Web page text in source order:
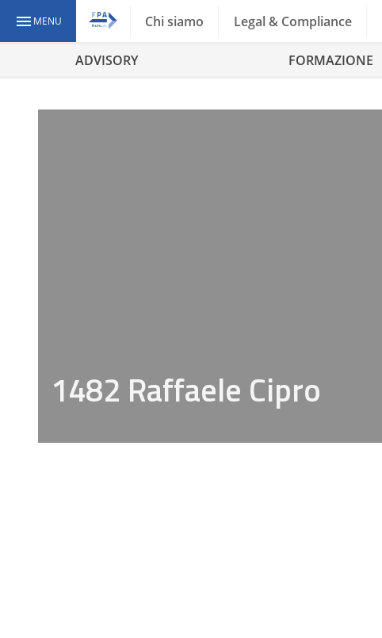
MENU Chi siamo Legal & Compliance
ADVISORY FORMAZIONE
1482 Raffaele Cipro